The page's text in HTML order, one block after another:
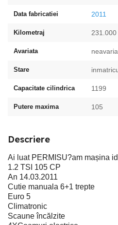
Data fabricatiei 2011
Kilometraj 231.000
Avariata
Stare
Capacitate cilindrica 1199
Putere maxima 105
Descriere
Ai luat PERMISU?am mașina
1.2 TSI 105 CP
An 14.03.2011
Cutie manuala 6+1 trepte
Euro 5
Climatronic
Scaune încălzite